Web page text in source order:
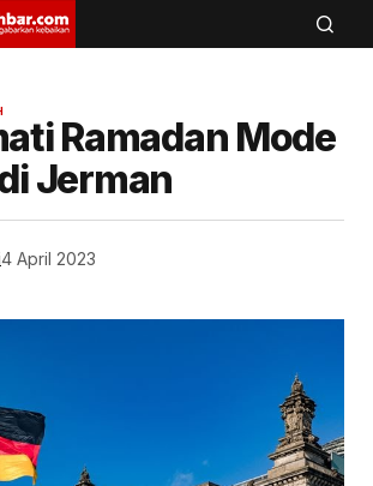
Ramadan Mode
Jerman
4 April 2023